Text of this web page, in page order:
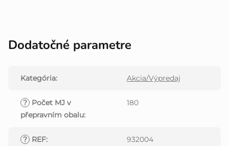
Dodatočné parametre
Kategória: Akcia/Výpredaj
? Počet MJ v
přepravním obalu:
180
? REF: 932004